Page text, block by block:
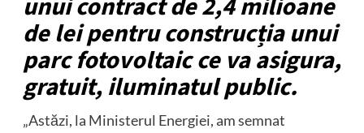
de lei pentru construcția unui
parc fotovoltaic ce va asigura,
gratuit, iluminatul public.
„Astăzi, la Ministerul Energiei, am semnat